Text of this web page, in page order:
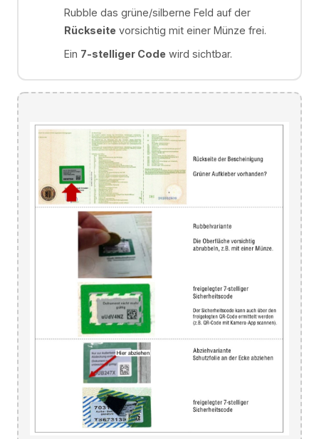
Rubble das grüne/silberne Feld auf der
Rückseite vorsichtig mit einer Münze frei.
Ein 7-stelliger Code wird sichtbar.